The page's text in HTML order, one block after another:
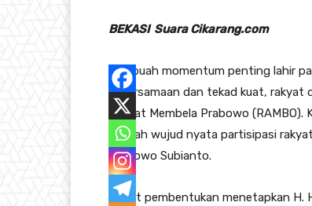
BEKASI Suara Cikarang.com
– Sebuah momentum penting lahir
kebersamaan dan tekad kuat, rakyat
Rakyat Membela Prabowo
sebuah wujud nyata partisipasi
Prabowo Subianto.
Rapat pembentukan menetapkan